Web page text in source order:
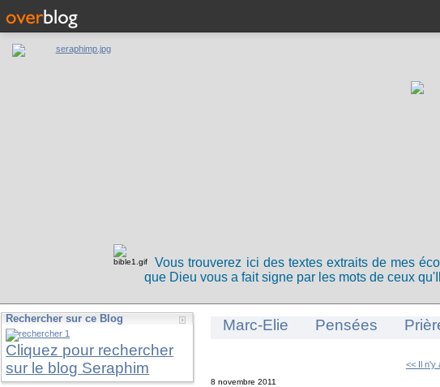
Vous trouverez ici des textes extraits de mes
que Dieu vous a fait signe par les mots de ceux
Rechercher sur ce Blog
Cliquez pour rechercher
sur le blog Seraphim
Marc-Elie Pensées
<< Il n'y
8 novembre 2011